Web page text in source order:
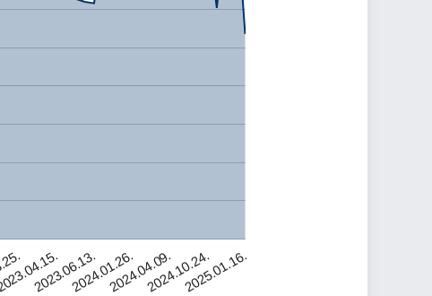
2023.06.13.2024.01.26.2024.04.09.2024.10.24.2025.01.16.